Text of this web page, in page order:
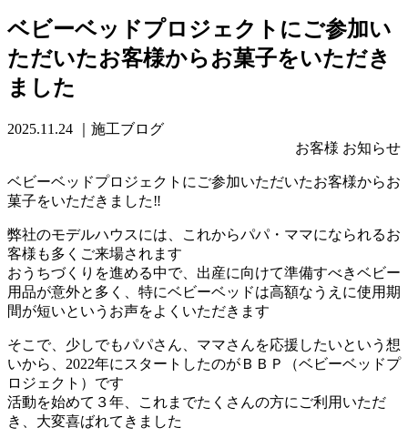
ベビーベッドプロジェクトにご参加い
ただいたお客様からお菓子をいただき
ました
2025.11.24
｜施工ブログ
お客様 お知らせ
ベビーベッドプロジェクトにご参加いただいたお客様からお
菓子をいただきました‼
弊社のモデルハウスには、これからパパ・ママになられるお
客様も多くご来場されます
おうちづくりを進める中で、出産に向けて準備すべきベビー
用品が意外と多く、特にベビーベッドは高額なうえに使用期
間が短いというお声をよくいただきます
そこで、少しでもパパさん、ママさんを応援したいという想
いから、2022年にスタートしたのがＢＢＰ（ベビーベッドプ
ロジェクト）です
活動を始めて３年、これまでたくさんの方にご利用いただ
き、大変喜ばれてきました